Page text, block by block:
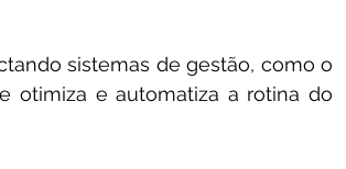
sistemas de gestão, como o
otimiza e automatiza a rotina do